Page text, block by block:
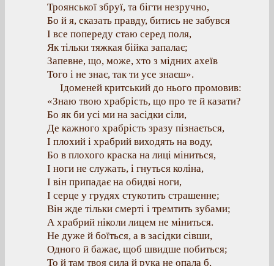
Троянської збруї, та бігти незручно,
Бо й я, сказать правду, битись не забувся
І все попереду стаю серед поля,
Як тільки тяжкая бійка запалає;
Запевне, що, може, хто з мідних ахеїв
Того і не знає, так ти усе знаєш».
Ідоменей критський до нього промовив:
«Знаю твою храбрість, що про те й казати?
Бо як би усі ми на засідки сіли,
Де кажного храбрість зразу пізнається,
І плохий і храбрий виходять на воду,
Бо в плохого краска на лиці міниться,
І ноги не служать, і гнуться коліна,
І він припадає на обидві ноги,
І серце у грудях стукотить страшенне;
Він жде тільки смерті і тремтить зубами;
А храбрий ніколи лицем не міниться.
Не дуже й боїться, а в засідки сівши,
Одного й бажає, щоб швидше побиться;
То й там твоя сила й рука не опала б,